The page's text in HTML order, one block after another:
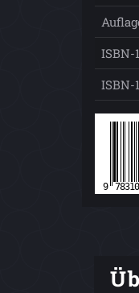
ISBN-
ISBN-